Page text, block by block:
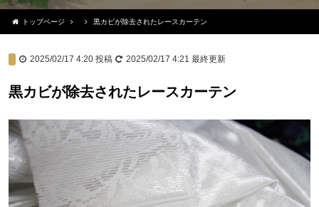
トップページ 黒カビが除去されたレースカーテン
2025/02/17 4:20 投稿 2025/02/17 4:21 最終更新
黒カビが除去されたレースカーテン